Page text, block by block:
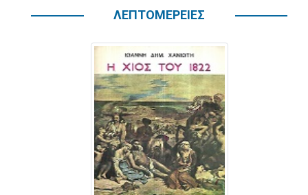
ΛΕΠΤΟΜΕΡΕΙΕΣ